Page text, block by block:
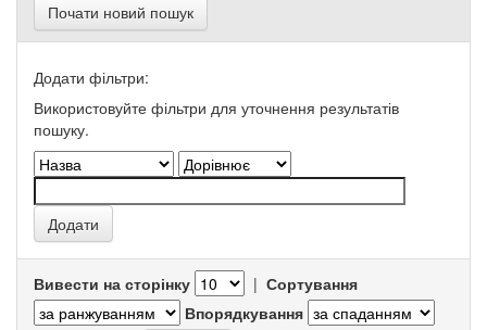
Почати новий пошук
Додати фільтри:
Використовуйте фільтри для уточнення результатів
пошуку.
Вивести на сторінку | Сортування
Впорядкування